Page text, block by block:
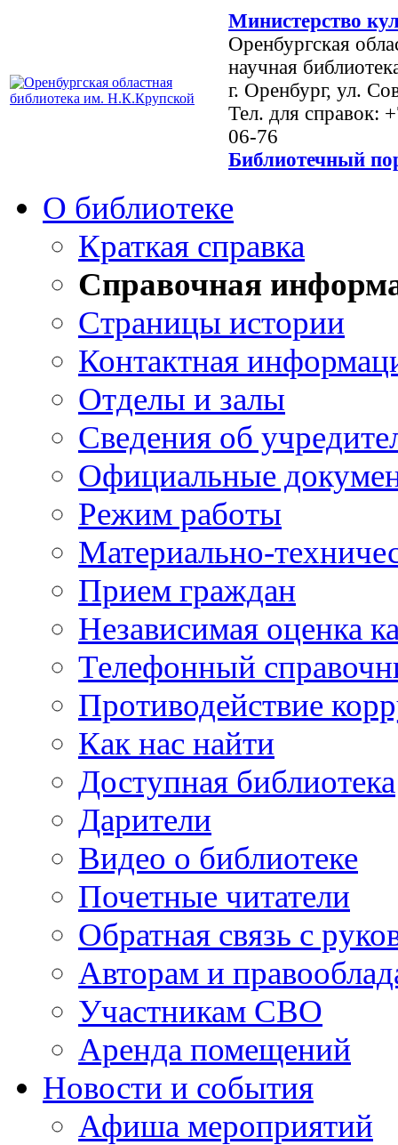
Министерство
Оренбургская
научная
г. Оренбург, ул.
Тел. для справок:
06-76
Библиотечный
О библиотеке
Краткая справка
Справочная
Страницы истории
Контактная
Отделы и залы
Сведения об
Официальные
Режим работы
Материально-
Прием граждан
Независимая оценка
Телефонный
Противодействие
Как нас найти
Доступная библиотека
Дарители
Видео о библиотеке
Почетные читатели
Обратная связь с
Авторам и
Участникам СВО
Аренда помещений
Новости и события
Афиша мероприятий